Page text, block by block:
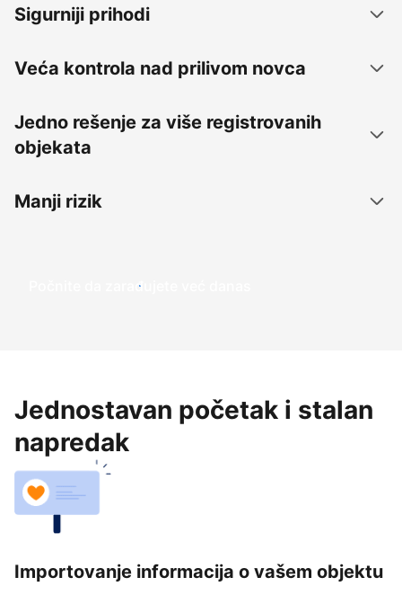
Sigurniji prihodi
Veća kontrola nad prilivom novca
Jedno rešenje za više registrovanih
objekata
Manji rizik
Počnite da zarađujete već danas
Jednostavan početak i stalan
napredak
Importovanje informacija o vašem objektu